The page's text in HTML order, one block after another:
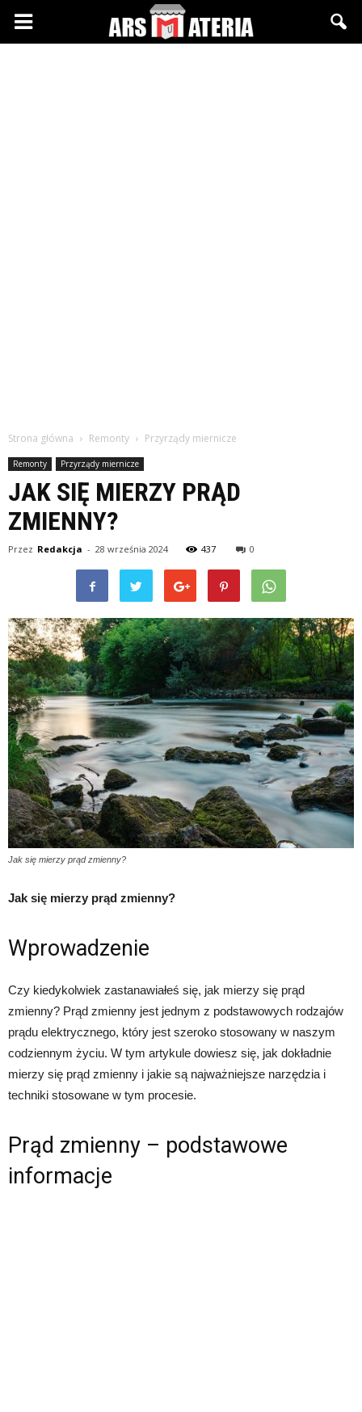
Arsmateria.pl
Strona główna Remonty Przyrządy miernicze
Remonty Przyrządy miernicze
JAK SIĘ MIERZY PRĄD
ZMIENNY?
Przez Redakcja - 28 września 2024 437 0
Jak się mierzy prąd zmienny?
Jak się mierzy prąd zmienny?
Wprowadzenie
Czy kiedykolwiek zastanawiałeś się, jak mierzy się prąd
zmienny? Prąd zmienny jest jednym z podstawowych rodzajów
prądu elektrycznego, który jest szeroko stosowany w naszym
codziennym życiu. W tym artykule dowiesz się, jak dokładnie
mierzy się prąd zmienny i jakie są najważniejsze narzędzia i
techniki stosowane w tym procesie.
Prąd zmienny – podstawowe
informacje